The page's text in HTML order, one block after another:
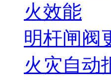
火效能
明杆闸阀
火灾自动